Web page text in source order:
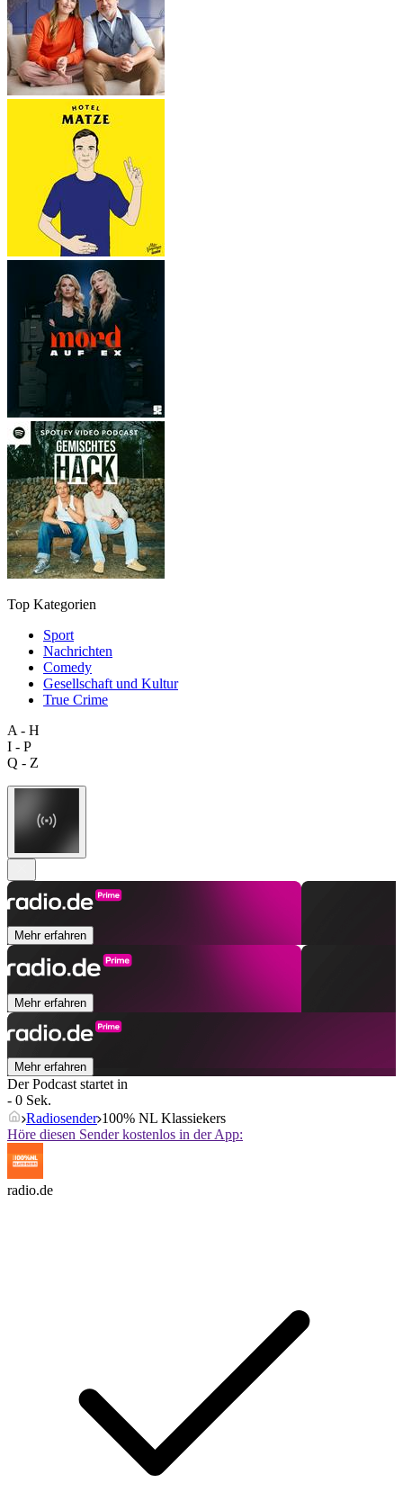
Top Kategorien
Sport
Nachrichten
Comedy
Gesellschaft und Kultur
True Crime
A - H
I - P
Q - Z
Mehr erfahren
Mehr erfahren
Mehr erfahren
Der Podcast startet in
- 0 Sek.
Radiosender 100% NL Klassiekers
Höre diesen Sender kostenlos in der App:
radio.de